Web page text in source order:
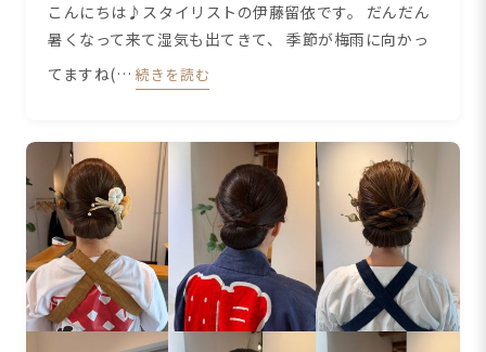
こんにちは♪スタイリストの伊藤留依です。 だんだん
暑くなって来て湿気も出てきて、 季節が梅雨に向かっ
てますね(… 続きを読む